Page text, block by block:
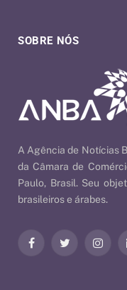
SOBRE NÓS
A Agência de Notícias
da Câmara de
Paulo, Brasil. Seu
brasileiros e árabes.
FacebookTwitter